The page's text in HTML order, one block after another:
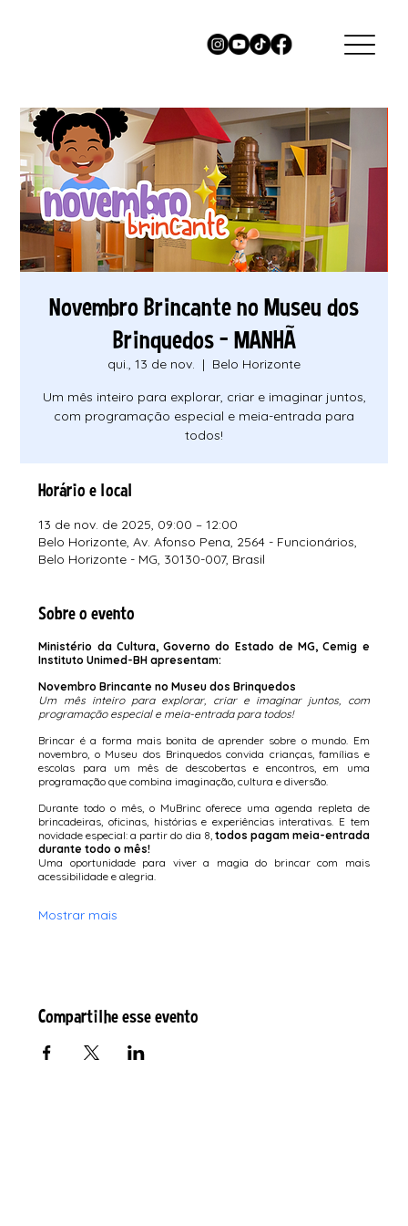
Novembro Brincante no Museu dos
Brinquedos - MANHÃ
qui., 13 de nov.
  |
Belo Horizonte
Um mês inteiro para explorar, criar e imaginar juntos,
com programação especial e meia-entrada para
todos!
Horário e local
13 de nov. de 2025, 09:00 – 12:00
Belo Horizonte, Av. Afonso Pena, 2564 - Funcionários,
Belo Horizonte - MG, 30130-007, Brasil
Sobre o evento
Ministério da Cultura, Governo do Estado de MG, Cemig e
Instituto Unimed-BH apresentam:
Novembro Brincante no Museu dos Brinquedos
Um mês inteiro para explorar, criar e imaginar juntos, com
programação especial e meia-entrada para todos!
Brincar é a forma mais bonita de aprender sobre o mundo. Em
novembro, o Museu dos Brinquedos convida crianças, famílias e
escolas para um mês de descobertas e encontros, em uma
programação que combina imaginação, cultura e diversão.
Durante todo o mês, o MuBrinc oferece uma agenda repleta de
brincadeiras, oficinas, histórias e experiências interativas. E tem
novidade especial: a partir do dia 8, todos pagam meia-entrada
durante todo o mês!
Uma oportunidade para viver a magia do brincar com mais
acessibilidade e alegria.
Mostrar mais
Compartilhe esse evento